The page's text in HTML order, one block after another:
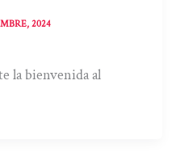
2024
la bienvenida al